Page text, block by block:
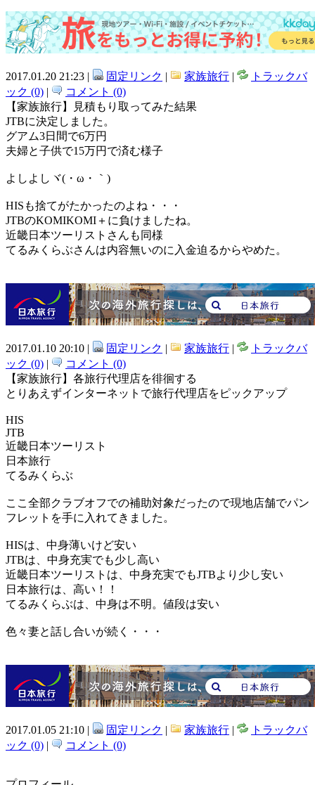
2017.01.20 21:23 | 固定リンク | 家族旅行 |
トラックバ
ック (0) |
コメント (0)
【家族旅行】見積もり取ってみた結果
JTBに決定しました。
グアム3日間で6万円
夫婦と子供で15万円で済む様子
よしよしヾ(・ω・｀)
HISも捨てがたかったのよね・・・
JTBのKOMIKOMI＋に負けましたね。
近畿日本ツーリストさんも同様
てるみくらぶさんは内容無いのに入金迫るからやめた。
2017.01.10 20:10 | 固定リンク | 家族旅行 |
トラックバ
ック (0) |
コメント (0)
【家族旅行】各旅行代理店を徘徊する
とりあえずインターネットで旅行代理店をピックアップ
HIS
JTB
近畿日本ツーリスト
日本旅行
てるみくらぶ
ここ全部クラブオフでの補助対象だったので現地店舗でパン
フレットを手に入れてきました。
HISは、中身薄いけど安い
JTBは、中身充実でも少し高い
近畿日本ツーリストは、中身充実でもJTBより少し安い
日本旅行は、高い！！
てるみくらぶは、中身は不明。値段は安い
色々妻と話し合いが続く・・・
2017.01.05 21:10 | 固定リンク | 家族旅行 |
トラックバ
ック (0) | コメント (0)